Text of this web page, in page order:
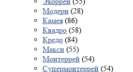
Модерн (28)
Камея (86)
Квадро (58)
Кредо (84)
Макси (55)
Монтеррей (54)
Супермонтеррей (54)